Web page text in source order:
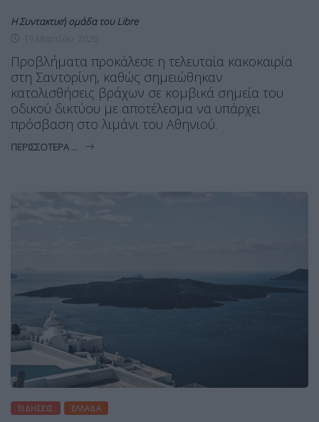
Η Συντακτική ομάδα του Libre
Προβλήματα προκάλεσε η τελευταία κακοκαιρία
στη Σαντορίνη, καθώς σημειώθηκαν
κατολισθήσεις βράχων σε κομβικά σημεία του
οδικού δικτύου με αποτέλεσμα να υπάρχει
πρόσβαση στο λιμάνι του Αθηνιού.
ΠΕΡΙΣΣΌΤΕΡΑ ...
ΕΙΔΉΣΕΙΣ ΕΛΛΆΔΑ